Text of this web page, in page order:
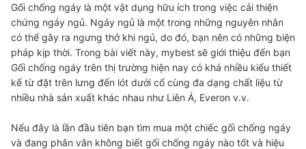
Gối chống ngáy là một vật dụng hữu ích trong việc cải thiện
chứng ngáy ngủ. Ngáy ngủ là một trong những nguyên nhân
có thể gây ra ngưng thở khi ngủ, do đó, bạn nên có những biện
pháp kịp thời. Trong bài viết này, mybest sẽ giới thiệu đến bạn
Gối chống ngáy trên thị trường hiện nay có khá nhiều kiểu thiết
kế từ đặt trên lưng đến lót dưới cổ cùng đa dạng chất liệu từ
nhiều nhà sản xuất khác nhau như Liên Á, Everon v.v.
Nếu đây là lần đầu tiên bạn tìm mua một chiếc gối chống ngáy
và đang phân vân không biết gối chống ngáy nào tốt và hiệu